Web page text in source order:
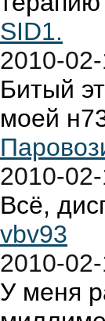
SID1.
2010-
Битый
моей
2010-
Всё,
vbv93
2010-
У меня